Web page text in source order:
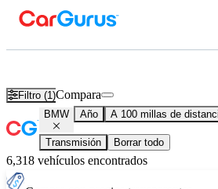
Filtro (1)Compara
BMW Año A 100 millas de
Transmisión Borrar todo
6,318 vehículos encontrados